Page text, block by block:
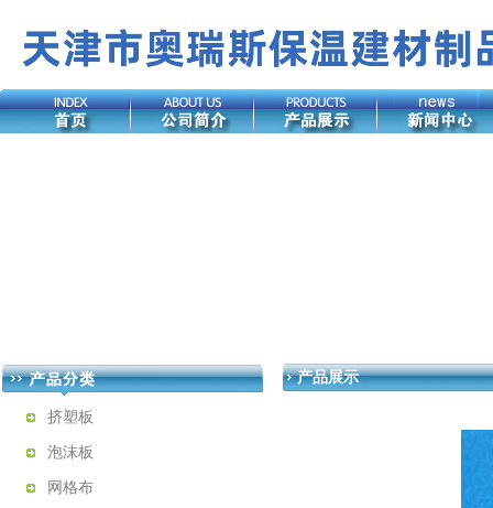
挤塑板
泡沫板
网格布
产品展示